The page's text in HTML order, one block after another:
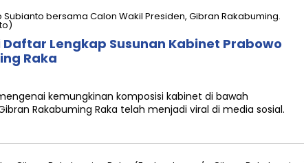
Lengkap Susunan Kabinet Prabowo
Raka
kemungkinan komposisi kabinet di bawah
Rakabuming Raka telah menjadi viral di media sosial.